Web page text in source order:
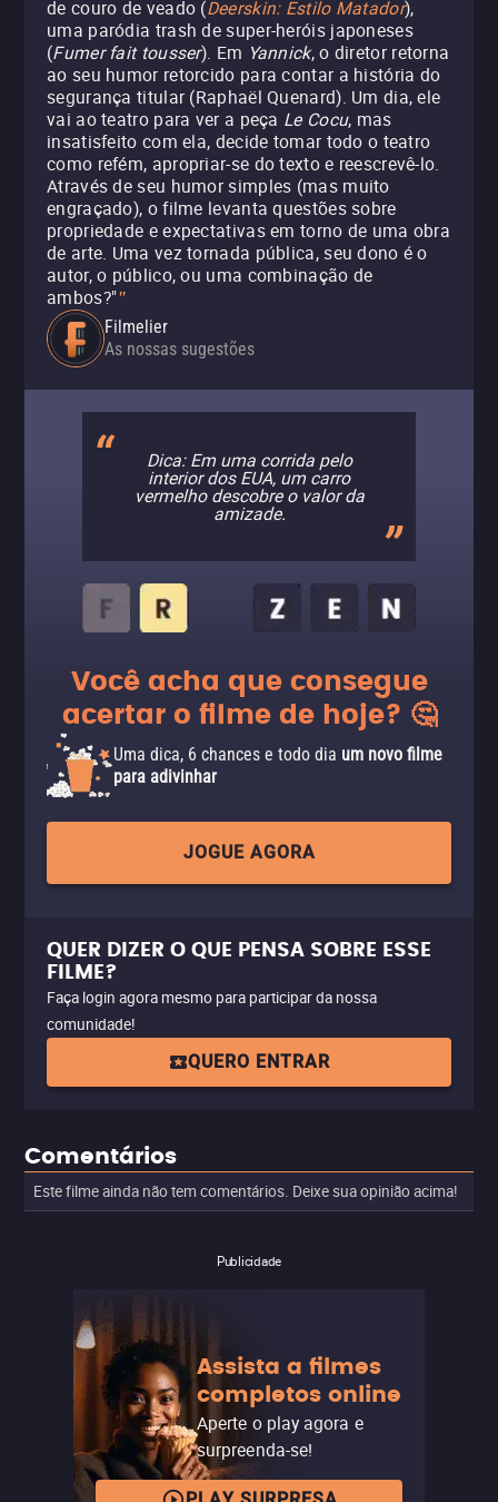
de couro de veado (Deerskin: Estilo Matador),
uma paródia trash de super-heróis japoneses
(Fumer fait tousser). Em Yannick, o diretor retorna
ao seu humor retorcido para contar a história do
segurança titular (Raphaël Quenard). Um dia, ele
vai ao teatro para ver a peça Le Cocu, mas
insatisfeito com ela, decide tomar todo o teatro
como refém, apropriar-se do texto e reescrevê-lo.
Através de seu humor simples (mas muito
engraçado), o filme levanta questões sobre
propriedade e expectativas em torno de uma obra
de arte. Uma vez tornada pública, seu dono é o
autor, o público, ou uma combinação de
ambos?""
Filmelier
As nossas sugestões
Dica: Em uma corrida pelo
interior dos EUA, um carro
vermelho descobre o valor da
amizade.
Você acha que consegue
acertar o filme de hoje? 🤔
Uma dica, 6 chances e todo dia um novo filme
para adivinhar
JOGUE AGORA
QUER DIZER O QUE PENSA SOBRE ESSE
FILME?
Faça login agora mesmo para participar da nossa
comunidade!
QUERO ENTRAR
Comentários
Este filme ainda não tem comentários. Deixe sua opinião acima!
Publicidade
Assista a filmes
completos online
Aperte o play agora e
surpreenda-se!